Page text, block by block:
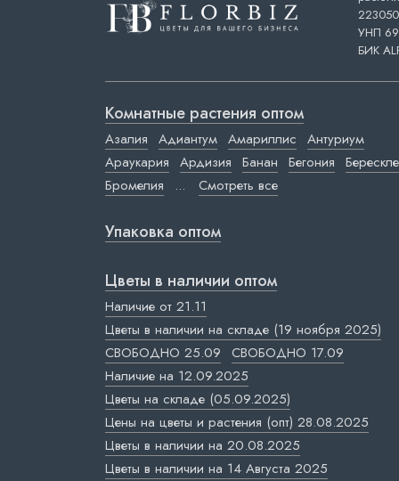
УНП
БИК
Комнатные растения оптом
Азалия Адиантум Амариллис Антуриум
Араукария Ардизия Банан Бегония
Бромелия
... Смотреть все
Упаковка оптом
Цветы в наличии оптом
Наличие от 21.11
Цветы в наличии на складе (19 ноября 2025)
СВОБОДНО 25.09 СВОБОДНО 17.09
Наличие на 12.09.2025
Цветы на складе (05.09.2025)
Цены на цветы и растения (опт) 28.08.2025
Цветы в наличии на 20.08.2025
Цветы в наличии на 14 Августа 2025